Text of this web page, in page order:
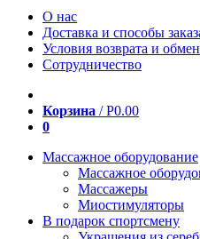
О нас
Доставка и способы
Условия возврата и
Сотрудничество
Корзина /Р0.00
0
Массажное оборудование
Массажное
Массажеры
Миостимуляторы
В подарок спортсмену